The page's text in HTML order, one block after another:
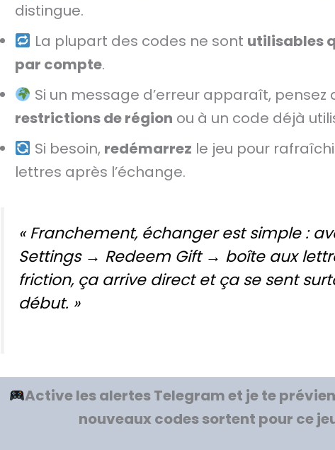
distingue.
La plupart des codes ne sont utilisables
par compte.
Si un message d’erreur apparaît, pensez
restrictions de région ou à un code déjà
Si besoin, redémarrez le jeu pour
lettres après l’échange.
« Franchement, échanger est simple :
Settings → Redeem Gift → boîte aux
friction, ça arrive direct et ça se sent
début. »
Active les alertes Telegram et je te
nouveaux codes sortent pour ce